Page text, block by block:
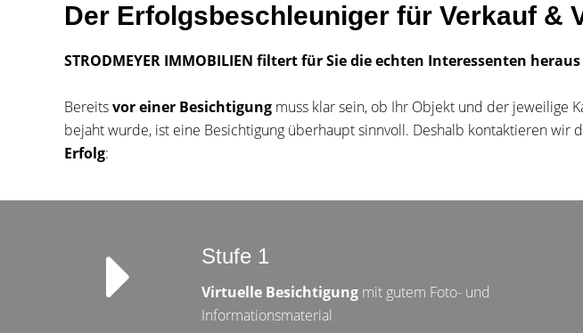
Der Erfolgsbeschleuniger für Verkauf &
STRODMEYER IMMOBILIEN filtert für Sie die echten Interessenten heraus
Bereitsvor einer Besichtigung muss klar sein, ob Ihr Objekt und der jeweilige
bejaht wurde, ist eine Besichtigung überhaupt sinnvoll. Deshalb kontaktieren
Erfolg:
Stufe 1
Virtuelle Besichtigungmit gutem Foto- und
Informationsmaterial